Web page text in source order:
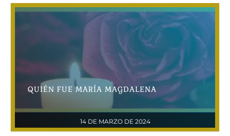
14 DE MARZO DE 2024
QUIÉN FUE MARÍA MAGDALENA